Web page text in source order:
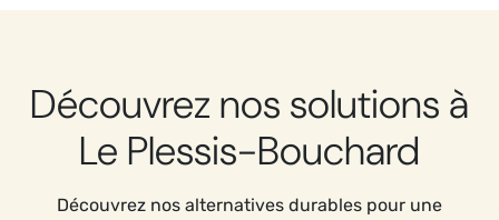
Découvrez nos solutions à
Le Plessis-Bouchard
Découvrez nos alternatives durables pour une